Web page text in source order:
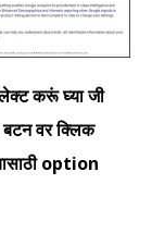
करूं घ्या जी
वर क्लिक
option